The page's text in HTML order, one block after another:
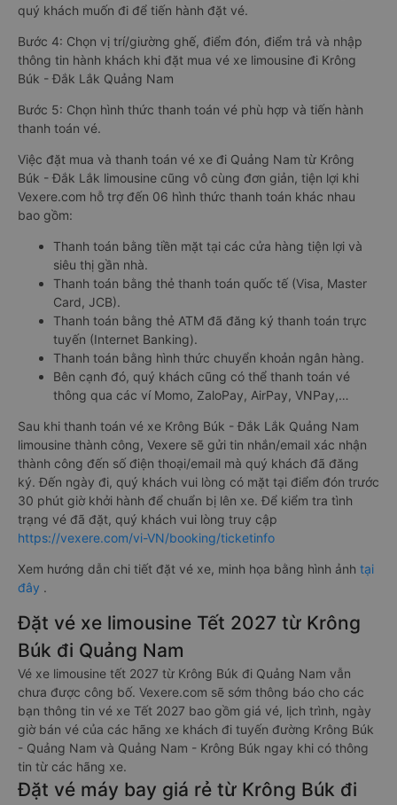
quý khách muốn đi để tiến hành đặt vé.
Bước 4: Chọn vị trí/giường ghế, điểm đón, điểm trả và nhập
thông tin hành khách khi đặt mua vé xe limousine đi Krông
Búk - Đắk Lắk Quảng Nam
Bước 5: Chọn hình thức thanh toán vé phù hợp và tiến hành
thanh toán vé.
Việc đặt mua và thanh toán vé xe đi Quảng Nam từ Krông
Búk - Đắk Lắk limousine cũng vô cùng đơn giản, tiện lợi khi
Vexere.com hỗ trợ đến 06 hình thức thanh toán khác nhau
bao gồm:
Thanh toán bằng tiền mặt tại các cửa hàng tiện lợi và
siêu thị gần nhà.
Thanh toán bằng thẻ thanh toán quốc tế (Visa, Master
Card, JCB).
Thanh toán bằng thẻ ATM đã đăng ký thanh toán trực
tuyến (Internet Banking).
Thanh toán bằng hình thức chuyển khoản ngân hàng.
Bên cạnh đó, quý khách cũng có thể thanh toán vé
thông qua các ví Momo, ZaloPay, AirPay, VNPay,…
Sau khi thanh toán vé xe Krông Búk - Đắk Lắk Quảng Nam
limousine thành công, Vexere sẽ gửi tin nhắn/email xác nhận
thành công đến số điện thoại/email mà quý khách đã đăng
ký. Đến ngày đi, quý khách vui lòng có mặt tại điểm đón trước
30 phút giờ khởi hành để chuẩn bị lên xe. Để kiểm tra tình
trạng vé đã đặt, quý khách vui lòng truy cập
https://vexere.com/vi-VN/booking/ticketinfo
Xem hướng dẫn chi tiết đặt vé xe, minh họa bằng hình ảnh tại
đây .
Đặt vé xe limousine Tết 2027 từ Krông
Búk đi Quảng Nam
Vé xe limousine tết 2027 từ Krông Búk đi Quảng Nam vẫn
chưa được công bố. Vexere.com sẽ sớm thông báo cho các
bạn thông tin vé xe Tết 2027 bao gồm giá vé, lịch trình, ngày
giờ bán vé của các hãng xe khách đi tuyến đường Krông Búk
- Quảng Nam và Quảng Nam - Krông Búk ngay khi có thông
tin từ các hãng xe.
Đặt vé máy bay giá rẻ từ Krông Búk đi